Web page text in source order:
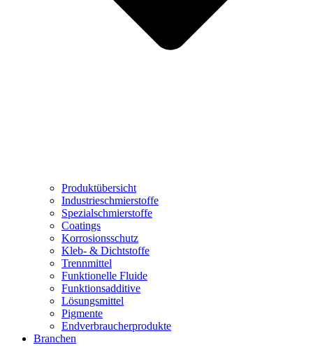
Produktübersicht
Industrieschmierstoffe
Spezialschmierstoffe
Coatings
Korrosionsschutz
Kleb- & Dichtstoffe
Trennmittel
Funktionelle Fluide
Funktionsadditive
Lösungsmittel
Pigmente
Endverbraucherprodukte
Branchen